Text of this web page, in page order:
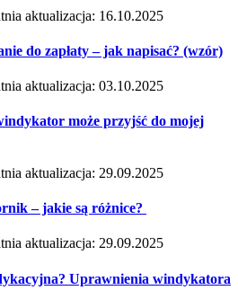
aktualizacja: 16.10.2025
do zapłaty – jak napisać? (wzór)
aktualizacja: 03.10.2025
może przyjść do mojej
aktualizacja: 29.09.2025
– jakie są różnice?
aktualizacja: 29.09.2025
Uprawnienia windykatora